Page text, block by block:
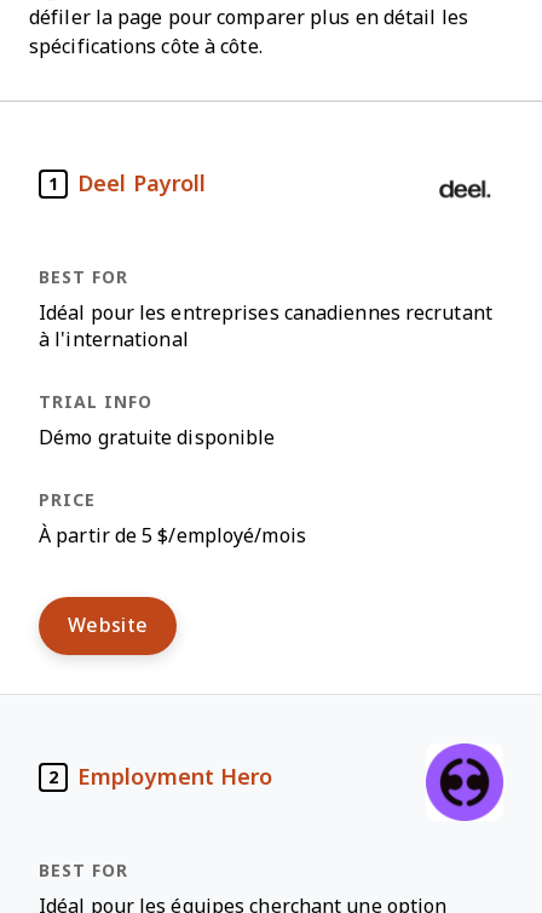
défiler la page pour comparer plus en détail les
spécifications côte à côte.
1 Deel Payroll
Idéal pour les entreprises canadiennes recrutant
à l'international
Démo gratuite disponible
À partir de 5 $/employé/mois
Website
2 Employment Hero
Idéal pour les équipes cherchant une option